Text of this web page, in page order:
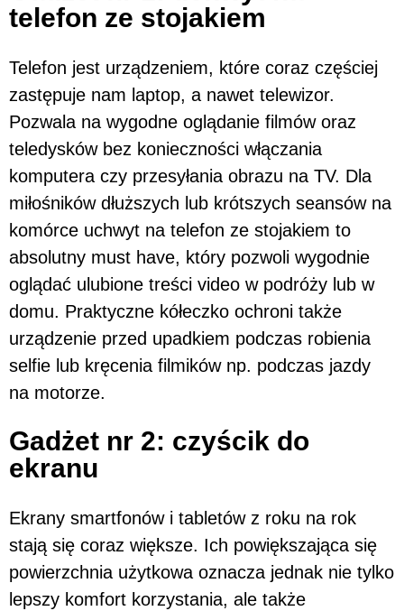
telefon ze stojakiem
Telefon jest urządzeniem, które coraz częściej
zastępuje nam laptop, a nawet telewizor.
Pozwala na wygodne oglądanie filmów oraz
teledysków bez konieczności włączania
komputera czy przesyłania obrazu na TV. Dla
miłośników dłuższych lub krótszych seansów na
komórce uchwyt na telefon ze stojakiem to
absolutny must have, który pozwoli wygodnie
oglądać ulubione treści video w podróży lub w
domu. Praktyczne kółeczko ochroni także
urządzenie przed upadkiem podczas robienia
selfie lub kręcenia filmików np. podczas jazdy
na motorze.
Gadżet nr 2: czyścik do
ekranu
Ekrany smartfonów i tabletów z roku na rok
stają się coraz większe. Ich powiększająca się
powierzchnia użytkowa oznacza jednak nie tylko
lepszy komfort korzystania, ale także